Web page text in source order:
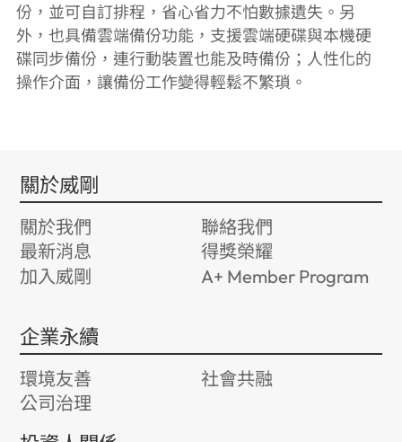
份，並可自訂排程，省心省力不怕數據遺失。另
外，也具備雲端備份功能，支援雲端硬碟與本機硬
碟同步備份，連行動裝置也能及時備份；人性化的
操作介面，讓備份工作變得輕鬆不繁瑣。
關於威剛
關於我們
聯絡我們
最新消息
得獎榮耀
加入威剛
A+ Member Program
企業永續
環境友善
社會共融
公司治理